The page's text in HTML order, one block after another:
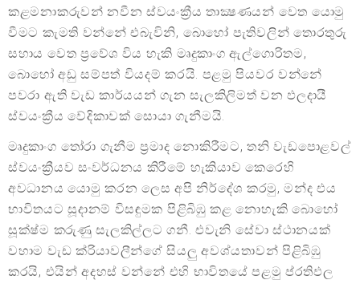
කළමනාකරුවන් නවීන ස්වයංක්‍රීය තාක්‍ෂණයන් වෙත යොමු
වීමට කැමති වන්නේ එබැවිනි, බොහෝ පැතිවලින් තොරතුරු
සහාය වෙත ප්‍රවේශ විය හැකි මෘදුකාංග ඇල්ගොරිතම,
බොහෝ අඩු සම්පත් වියදම් කරයි. පළමු පියවර වන්නේ
පවරා ඇති වැඩ කාර්යයන් ගැන සැලකිලිමත් වන ඵලදායී
ස්වයංක්‍රීය වේදිකාවක් සොයා ගැනීමයි.
මෘදුකාංග තෝරා ගැනීම ප්‍රමාද නොකිරීමට, තනි වැඩපොළවල්
ස්වයංක්‍රීයව සංවර්ධනය කිරීමේ හැකියාව කෙරෙහි
අවධානය යොමු කරන ලෙස අපි නිර්දේශ කරමු, මන්ද එය
භාවිතයට සූදානම් විසඳුමක පිළිබිඹු කළ නොහැකි බොහෝ
සූක්ෂ්ම කරුණු සැලකිල්ලට ගනී. එවැනි සේවා ස්ථානයක්
වහාම වැඩ ක්රියාවලීන්ගේ සියලු අවශ්යතාවන් පිළිබිඹු
කරයි, එයින් අදහස් වන්නේ එහි භාවිතයේ පළමු ප්රතිඵල